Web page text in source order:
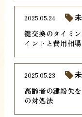
鍵交換のタイミ
イントと費用相場
2025.05.24
高齢者の鍵紛失
の対処法
2025.05.23